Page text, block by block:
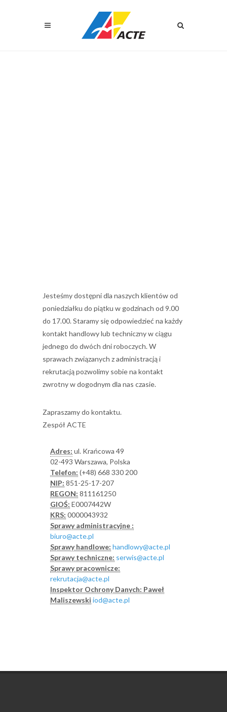
Jesteśmy dostępni dla naszych klientów od
poniedziałku do piątku w godzinach od 9.00
do 17.00. Staramy się odpowiedzieć na każdy
kontakt handlowy lub techniczny w ciągu
jednego do dwóch dni roboczych. W
sprawach związanych z administracją i
rekrutacją pozwolimy sobie na kontakt
zwrotny w dogodnym dla nas czasie.
Zapraszamy do kontaktu.
Zespół ACTE
Adres: ul. Krańcowa 49
02-493 Warszawa, Polska
Telefon: (+48) 668 330 200
NIP: 851-25-17-207
REGON: 811161250
GIOŚ: E0007442W
KRS: 0000043932
Sprawy administracyjne :
biuro@acte.pl
Sprawy handlowe: handlowy@acte.pl
Sprawy techniczne: serwis@acte.pl
Sprawy pracownicze:
rekrutacja@acte.pl
Inspektor Ochrony Danych: Paweł
Maliszewski iod@acte.pl